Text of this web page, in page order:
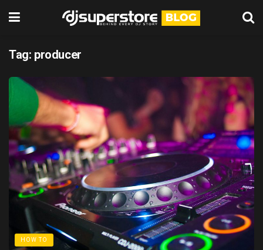
Tag: producer
HOW TO